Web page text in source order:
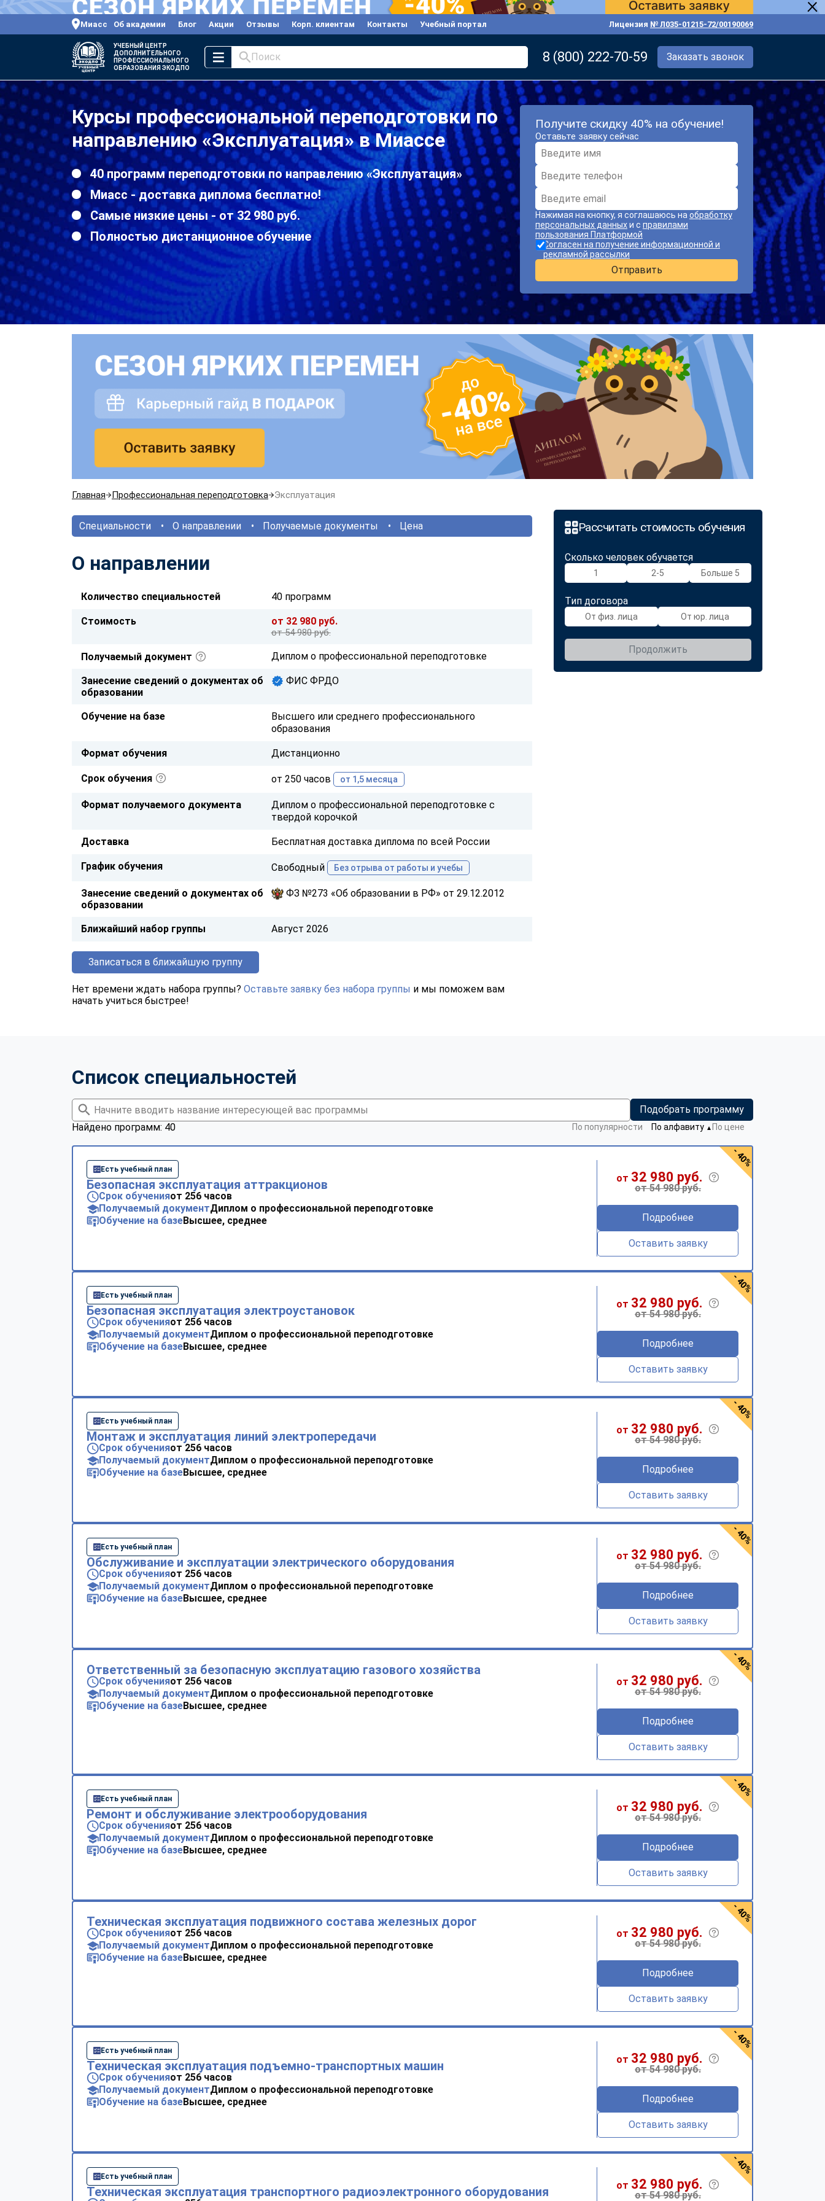
Миасс Об академии Блог Акции Отзывы Корп. клиентам Контакты Учебный портал Лицензия № Л035-01215-72/00190069
УЧЕБНЫЙ ЦЕНТР
ДОПОЛНИТЕЛЬНОГО
ПРОФЕССИОНАЛЬНОГО
ОБРАЗОВАНИЯ ЭКОДПО
Поиск 8 (800) 222-70-59 Заказать звонок
Курсы профессиональной переподготовки по
направлению «Эксплуатация» в Миассе
40 программ переподготовки по направлению «Эксплуатация»
Миасс - доставка диплома бесплатно!
Самые низкие цены - от 32 980 руб.
Полностью дистанционное обучение
Получите скидку 40% на обучение!
Оставьте заявку сейчас
Нажимая на кнопку, я соглашаюсь на обработку
персональных данныхи с правилами
пользования Платформой
Согласен на получение информационной и
рекламной рассылки
Отправить
Главная Профессиональная переподготовка Эксплуатация
Рассчитать стоимость обучения
Сколько человек обучается
1 2-5 Больше 5
Тип договора
От физ. лица От юр. лица
Продолжить
Специальности О направлении Получаемые документы Цена
О направлении
Количество специальностей 40 программ
Стоимость от 32 980 руб.
от 54 980 руб.
Получаемый документ Диплом о профессиональной переподготовке
Занесение сведений о документах об
образовании
ФИС ФРДО
Обучение на базе
Высшего или среднего профессионального
образования
Формат обучения Дистанционно
Срок обучения от 250 часов от 1,5 месяца
Формат получаемого документа
Диплом о профессиональной переподготовке с
твердой корочкой
Доставка Бесплатная доставка диплома по всей России
График обучения Свободный Без отрыва от работы и учебы
Занесение сведений о документах об
образовании
ФЗ №273 «Об образовании в РФ» от 29.12.2012
Ближайший набор группы Август 2026
Записаться в ближайшую группу
Нет времени ждать набора группы? Оставьте заявку без набора группы и мы поможем вам
начать учиться быстрее!
Список специальностей
Подобрать программу
Найдено программ: 40
По популярности По алфавиту ▼ По цене
Есть учебный план
Безопасная эксплуатация аттракционов
Срок обученияот 256 часов
Получаемый документДиплом о профессиональной переподготовке
Обучение на базеВысшее, среднее
от 32 980 руб.
от 54 980 руб.
Подробнее
Оставить заявку
- 40%
Есть учебный план
Безопасная эксплуатация электроустановок
Срок обученияот 256 часов
Получаемый документДиплом о профессиональной переподготовке
Обучение на базеВысшее, среднее
от 32 980 руб.
от 54 980 руб.
Подробнее
Оставить заявку
- 40%
Есть учебный план
Монтаж и эксплуатация линий электропередачи
Срок обученияот 256 часов
Получаемый документДиплом о профессиональной переподготовке
Обучение на базеВысшее, среднее
от 32 980 руб.
от 54 980 руб.
Подробнее
Оставить заявку
- 40%
Есть учебный план
Обслуживание и эксплуатации электрического оборудования
Срок обученияот 256 часов
Получаемый документДиплом о профессиональной переподготовке
Обучение на базеВысшее, среднее
от 32 980 руб.
от 54 980 руб.
Подробнее
Оставить заявку
- 40%
Ответственный за безопасную эксплуатацию газового хозяйства
Срок обученияот 256 часов
Получаемый документДиплом о профессиональной переподготовке
Обучение на базеВысшее, среднее
от 32 980 руб.
от 54 980 руб.
Подробнее
Оставить заявку
- 40%
Есть учебный план
Ремонт и обслуживание электрооборудования
Срок обученияот 256 часов
Получаемый документДиплом о профессиональной переподготовке
Обучение на базеВысшее, среднее
от 32 980 руб.
от 54 980 руб.
Подробнее
Оставить заявку
- 40%
Техническая эксплуатация подвижного состава железных дорог
Срок обученияот 256 часов
Получаемый документДиплом о профессиональной переподготовке
Обучение на базеВысшее, среднее
от 32 980 руб.
от 54 980 руб.
Подробнее
Оставить заявку
- 40%
Есть учебный план
Техническая эксплуатация подъемно-транспортных машин
Срок обученияот 256 часов
Получаемый документДиплом о профессиональной переподготовке
Обучение на базеВысшее, среднее
от 32 980 руб.
от 54 980 руб.
Подробнее
Оставить заявку
- 40%
Есть учебный план
Техническая эксплуатация транспортного радиоэлектронного оборудования от 32 980 руб.
от 54 980 руб.
- 40%